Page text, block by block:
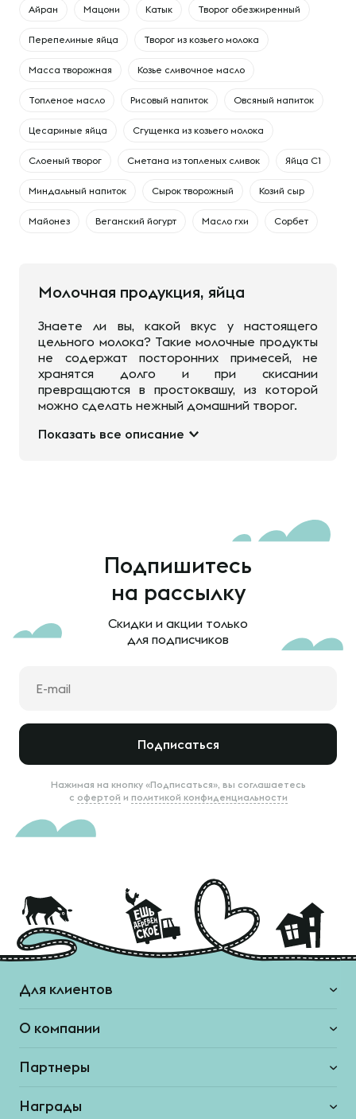
Айран Мацони Катык Творог обезжиренный
Перепелиные яйца Творог из козьего молока
Масса творожная Козье сливочное масло
Топленое масло Рисовый напиток Овсяный напиток
Цесариные яйца Сгущенка из козьего молока
Слоеный творог Сметана из топленых сливок Яйца С1
Миндальный напиток Сырок творожный Козий сыр
Майонез Веганский йогурт Масло гхи Сорбет
Молочная продукция, яйца
Знаете ли вы, какой вкус у настоящего
цельного молока? Такие молочные продукты
не содержат посторонних примесей, не
хранятся долго и при скисании
превращаются в простоквашу, из которой
можно сделать нежный домашний творог.
Показать все описание
Подпишитесь
на рассылку
Скидки и акции только
для подписчиков
Подписаться
Нажимая на кнопку «Подписаться», вы соглашаетесь
с офертой и политикой конфиденциальности
Для клиентов
О компании
Партнеры
Награды